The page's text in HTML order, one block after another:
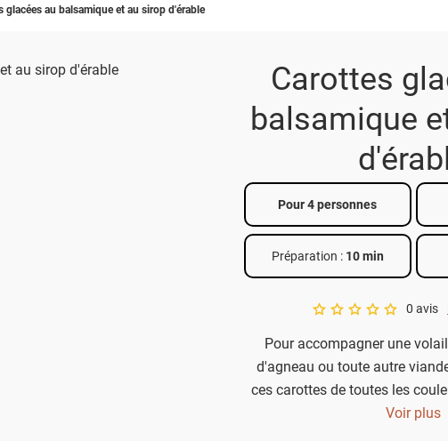
glacées au balsamique et au sirop d'érable
Carottes
balsamique
Pour 4 personnes
Préparation : 10 min
A star rating of 0 out of
0 avis
Pour accompagner une
d'agneau ou toute autre
ces carottes de toutes les
d'érable, avec subtile note
Voir plus